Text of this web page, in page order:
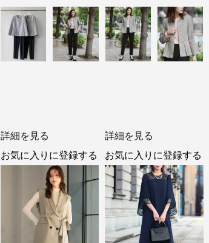
詳細を見る
お気に入りに登録する
詳細を見る
お気に入りに登録する